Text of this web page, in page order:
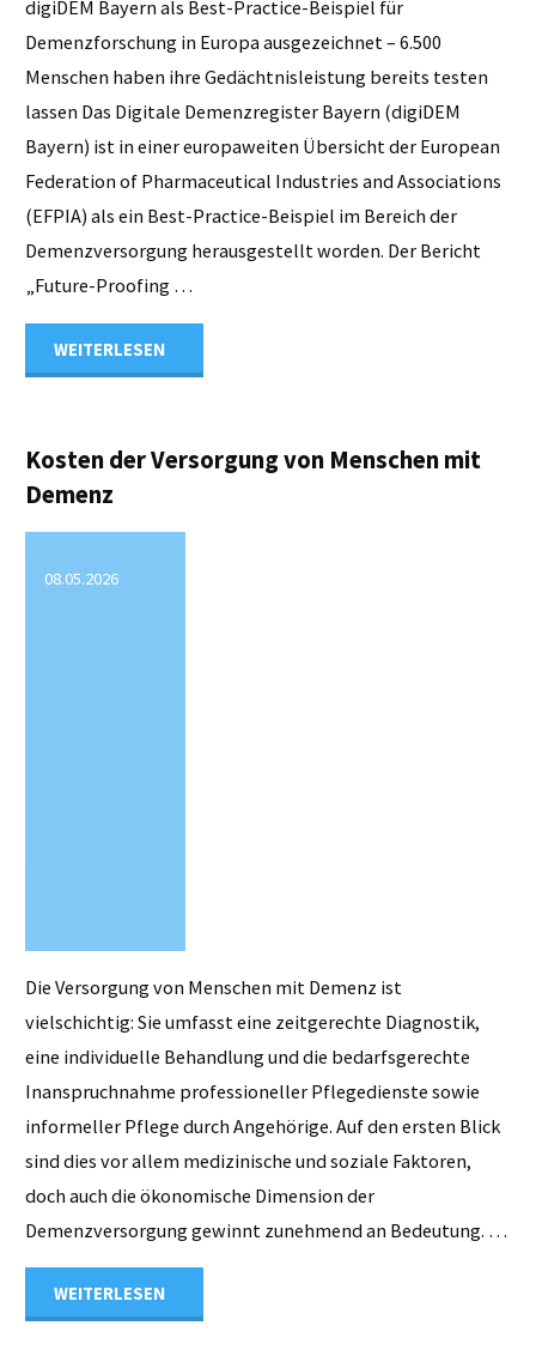
digiDEM Bayern als Best-Practice-Beispiel für
Demenzforschung in Europa ausgezeichnet – 6.500
Menschen haben ihre Gedächtnisleistung bereits testen
lassen Das Digitale Demenzregister Bayern (digiDEM
Bayern) ist in einer europaweiten Übersicht der European
Federation of Pharmaceutical Industries and Associations
(EFPIA) als ein Best-Practice-Beispiel im Bereich der
Demenzversorgung herausgestellt worden. Der Bericht
„Future-Proofing …
WEITERLESEN
ist
Kosten der Versorgung von Menschen mit
Demenz
08.05.2026
Die Versorgung von Menschen mit Demenz ist
vielschichtig: Sie umfasst eine zeitgerechte Diagnostik,
eine individuelle Behandlung und die bedarfsgerechte
Inanspruchnahme professioneller Pflegedienste sowie
informeller Pflege durch Angehörige. Auf den ersten Blick
sind dies vor allem medizinische und soziale Faktoren,
doch auch die ökonomische Dimension der
Demenzversorgung gewinnt zunehmend an Bedeutung. …
WEITERLESEN